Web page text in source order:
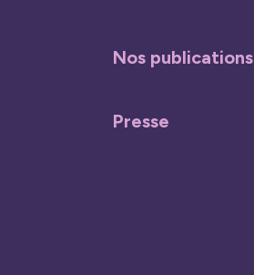
Nos publications
Presse